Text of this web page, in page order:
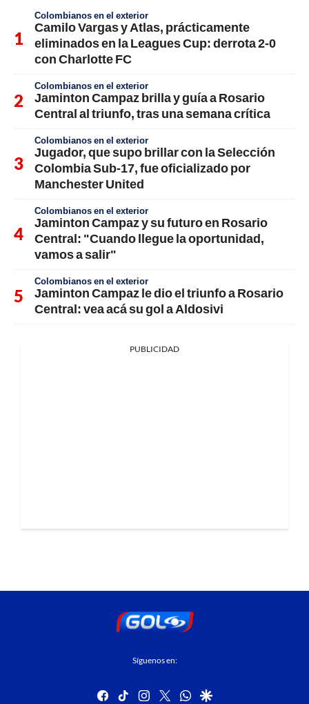
Colombianos en el exterior
Camilo Vargas y Atlas, prácticamente
eliminados en la Leagues Cup: derrota 2-0
con Charlotte FC
Colombianos en el exterior
Jaminton Campaz brilla y guía a Rosario
Central al triunfo, tras una semana crítica
Colombianos en el exterior
Jugador, que supo brillar con la Selección
Colombia Sub-17, fue oficializado por
Manchester United
Colombianos en el exterior
Jaminton Campaz y su futuro en Rosario
Central: "Cuando llegue la oportunidad,
vamos a salir"
Colombianos en el exterior
Jaminton Campaz le dio el triunfo a Rosario
Central: vea acá su gol a Aldosivi
PUBLICIDAD
Síguenos en:
facebook
tiktok instagram
twitterwhatsapp
google